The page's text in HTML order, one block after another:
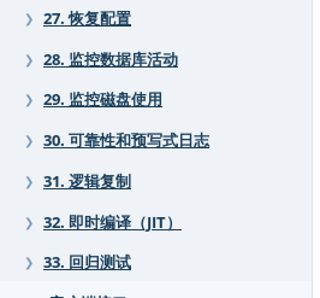
❯ 27. 恢复配置
❯ 28. 监控数据库活动
❯ 29. 监控磁盘使用
❯ 30. 可靠性和预写式日志
❯ 31. 逻辑复制
❯ 32. 即时编译（JIT）
❯ 33. 回归测试